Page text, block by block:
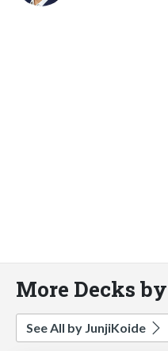
More Decks
See All by JunjiKoide